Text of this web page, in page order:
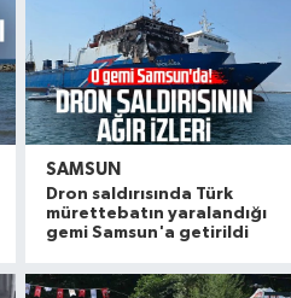
SAMSUN
Dron saldırısında Türk
mürettebatın yaralandığı
gemi Samsun'a getirildi